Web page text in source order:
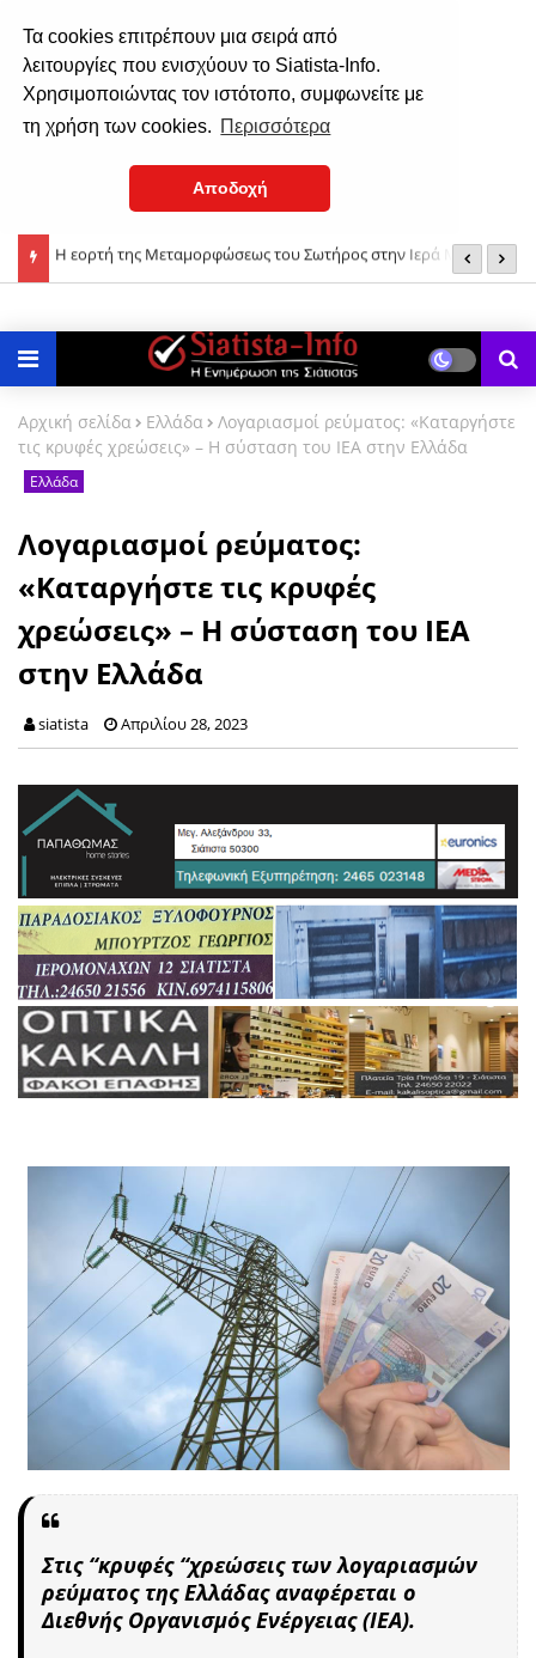
Τα cookies επιτρέπουν μια σειρά από
λειτουργίες που ενισχύουν το Siatista-Info.
Χρησιμοποιώντας τον ιστότοπο, συμφωνείτε με
τη χρήση των cookies. Περισσότερα
Αποδοχή
Μεταμόρφωση του Σωτήρος: Γιατί ευλογούνται τα σταφύλια;
Αρχική σελίδα Ελλάδα
Λογαριασμοί ρεύματος: «Καταργήστε
τις κρυφές χρεώσεις» – Η σύσταση του ΙΕΑ στην Ελλάδα
Ελλάδα
Λογαριασμοί ρεύματος:
«Καταργήστε τις κρυφές
χρεώσεις» – Η σύσταση του ΙΕΑ
στην Ελλάδα
siatista Απριλίου 28, 2023
Στις “κρυφές “χρεώσεις των λογαριασμών
ρεύματος της Ελλάδας αναφέρεται ο
Διεθνής Οργανισμός Ενέργειας (ΙΕΑ).